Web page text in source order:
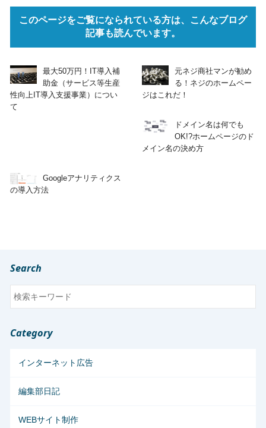
このページをご覧になられている方は、こんなブログ
記事も読んでいます。
最大50万円！IT導入補
助金（サービス等生産
性向上IT導入支援事業）につい
て
元ネジ商社マンが勧め
る！ネジのホームペー
ジはこれだ！
ドメイン名は何でも
OK!?ホームページのド
メイン名の決め方
Googleアナリティクス
の導入方法
Search
Category
インターネット広告
編集部日記
WEBサイト制作